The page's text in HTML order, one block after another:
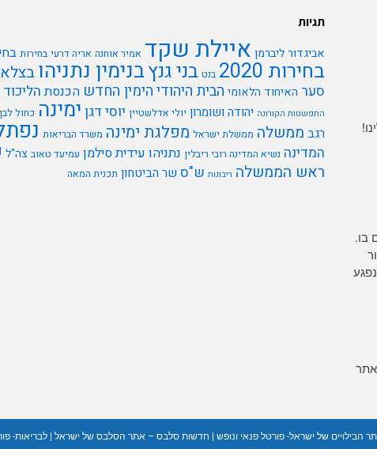
בו.
נפגע
תגיות
אביגדור ליברמן איילת שקד אמיר אוחנה אריה דרעי בחירות
בחירות 2020 בנט בני גנץבנימין נתניהו
סער האיחוד הלאומי הבית היהודיהימין החדש הכנסת הליכוד
התפשטות הקורונה יהודה ושומרון יולי אדלשטיין יוסי דגן ימינה כחול לבן
רגב ממשלה ממשלת ישראל מפלגת ימינה משרד הבריאות
המדינה נשיא המדינה רובי ריבלין נתניהו עידית סילמן עמיעד טאוב צה"ל
ראש הממשלה ריבונות ש"ס שר הביטחון תכנית המאה
הבילויים של ישראל- פורטל פנאי ונופש | חדשות סלבס – אתר הסלבס של ישראל |לבריאות-